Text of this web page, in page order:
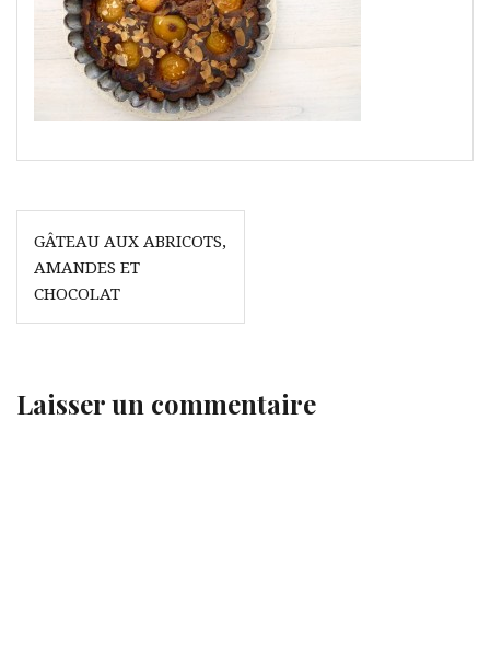
Navigation
de
l’article
GÂTEAU AUX ABRICOTS,
AMANDES ET
CHOCOLAT
Laisser un commentaire